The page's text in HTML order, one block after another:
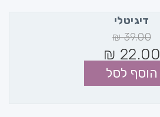
דיגיטלי
39.00
₪
22.00
₪
הוסף לסל